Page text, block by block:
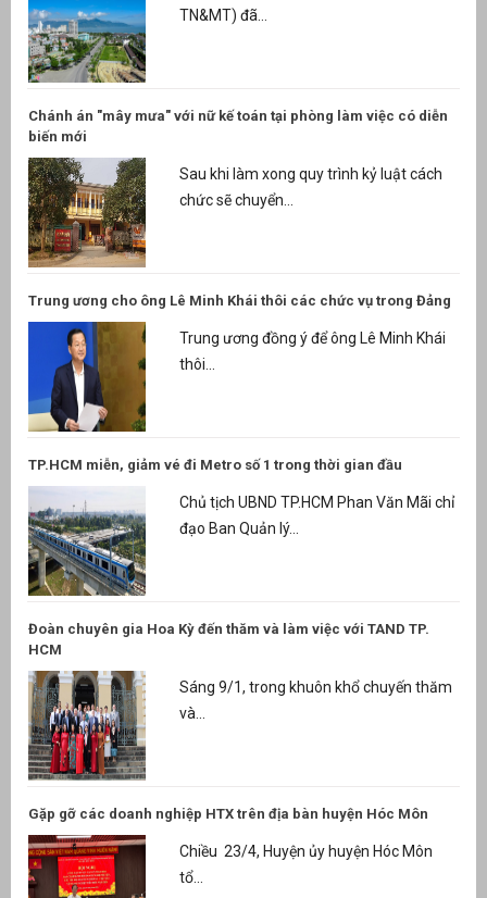
TN&MT) đã...
Chánh án "mây mưa" với nữ kế toán tại phòng làm việc có diễn
biến mới
Sau khi làm xong quy trình kỷ luật cách
chức sẽ chuyển...
Trung ương cho ông Lê Minh Khái thôi các chức vụ trong Đảng
Trung ương đồng ý để ông Lê Minh Khái
thôi...
TP.HCM miễn, giảm vé đi Metro số 1 trong thời gian đầu
Chủ tịch UBND TP.HCM Phan Văn Mãi chỉ
đạo Ban Quản lý...
Đoàn chuyên gia Hoa Kỳ đến thăm và làm việc với TAND TP.
HCM
Sáng 9/1, trong khuôn khổ chuyến thăm
và...
Gặp gỡ các doanh nghiệp HTX trên địa bàn huyện Hóc Môn
Chiều 23/4, Huyện ủy huyện Hóc Môn
tổ...